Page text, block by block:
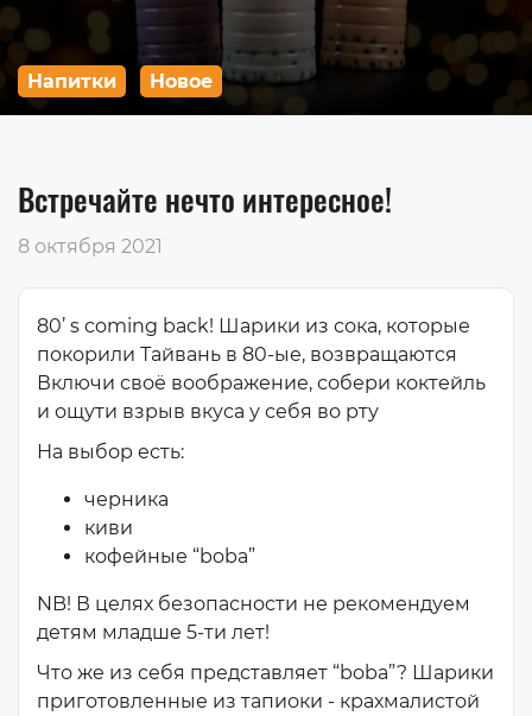
Напитки Новое
Встречайте нечто интересное!
8 октября 2021
80’ s coming back! Шарики из сока, которые
покорили Тайвань в 80-ые, возвращаются
Включи своё воображение, собери коктейль
и ощути взрыв вкуса у себя во рту
На выбор есть:
черника
киви
кофейные “boba”
NB! В целях безопасности не рекомендуем
детям младше 5-ти лет!
Что же из себя представляет “boba”? Шарики
приготовленные из тапиоки - крахмалистой